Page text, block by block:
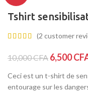
Tshirt
(2 customer
10,000CFA 6,500
Ceci est un t-shirt de
entourage sur les